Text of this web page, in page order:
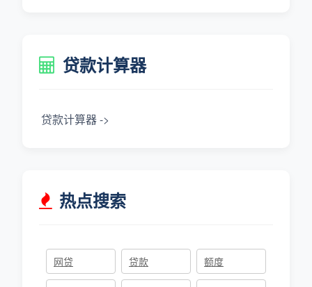
贷款计算器
贷款计算器 ->
热点搜索
网贷 贷款 额度